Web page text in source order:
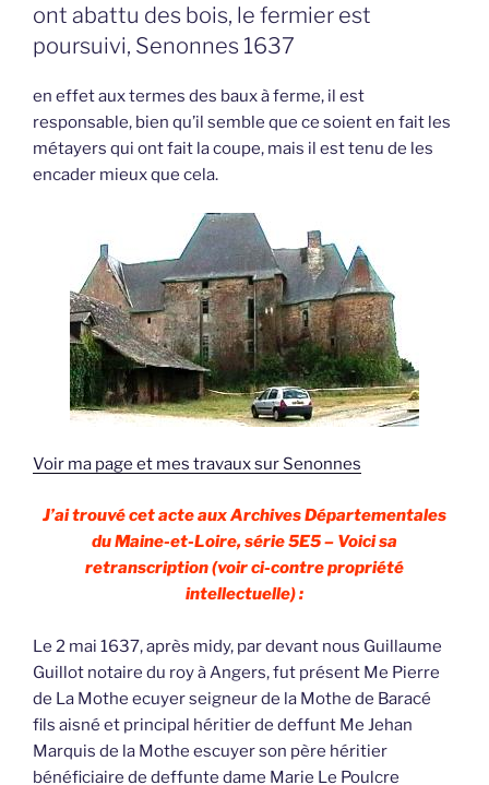
ont abattu des bois, le fermier est
poursuivi, Senonnes 1637
en effet aux termes des baux à ferme, il est
responsable, bien qu’il semble que ce soient en fait les
métayers qui ont fait la coupe, mais il est tenu de les
encader mieux que cela.
Voir ma page et mes travaux sur Senonnes
J’ai trouvé cet acte aux Archives Départementales
du Maine-et-Loire, série 5E5 – Voici sa
retranscription (voir ci-contre propriété
intellectuelle) :
Le 2 mai 1637, après midy, par devant nous Guillaume
Guillot notaire du roy à Angers, fut présent Me Pierre
de La Mothe ecuyer seigneur de la Mothe de Baracé
fils aisné et principal héritier de deffunt Me Jehan
Marquis de la Mothe escuyer son père héritier
bénéficiaire de deffunte dame Marie Le Poulcre